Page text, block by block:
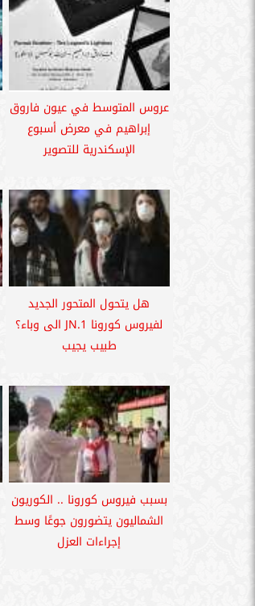
عروس المتوسط في عيون فاروق
إبراهيم في معرض أسبوع
الإسكندرية للتصوير
هل يتحول المتحور الجديد
لفيروس كورونا JN.1 الى وباء؟
طبيب يجيب
بسبب فيروس كورونا .. الكوريون
الشماليون يتضورون جوعًا وسط
إجراءات العزل